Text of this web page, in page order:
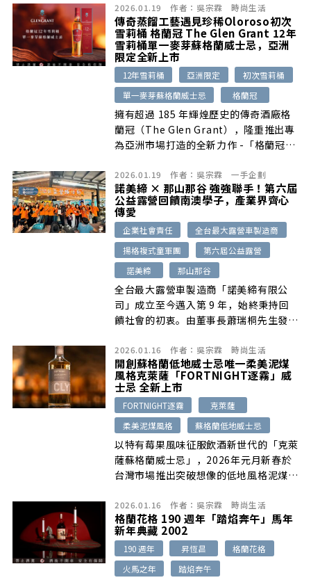
1839、TAG Heuer及Tiffany等LVMH集
團旗下品牌齊聚米蘭，正式揭曉多款全新
時計力作。本屆展會中，ZENITH真力時
特別聚焦DEFY挑戰系列年度新品，此系
列不僅是品牌製錶版圖的重要支柱，更是
持續探索當代製錶風範、材質創新與都會
設計的核心精神。
2026.01.19 作者： 吳宗霖 時尚生活
傳奇蒸餾工藝遇見珍稀Oloroso初次
雪莉桶 格蘭冠 The Glen Grant 12年
雪莉桶單一麥芽蘇格蘭威士忌，亞洲
限定全新上市
12年雪莉桶 亞洲限定
初次雪莉桶
單一麥芽蘇格蘭威士忌
格蘭冠
擁有超過 185 年輝煌歷史的傳奇酒廠格
蘭冠（The Glen Grant），隆重推出專
為亞洲市場打造的全新力作 -「格蘭冠
此款亞洲限定新作將於 2026 年初在台
灣、日本、南韓與中國同步登場，建議售
價為 NT$1,400。
2026.01.19 作者： 吳宗霖 一手企劃
諾美締 × 那山那谷 強強聯手！第六屆
公益露營回饋南澳學子，產業界齊心
傳愛
企業社會責任
全台最大露營車製造商
揚格複式童軍團
第六屆公益露營
諾美締
那山那谷
全台最大露營車製造商「諾美締有限公
司」成立至今邁入第 9 年，始終秉持回
饋社會的初衷。由董事長蕭瑞桐先生發起
式邁入第六屆。本屆活動特別移師宜蘭南
澳，與在地知名營地「那山那谷」共同主
辦，由營主陳宥儒先生提供優質場地，雙
方攜手為偏鄉教育與公益盡一份心力。
2026.01.16 作者： 吳宗霖 時尚生活
開創蘇格蘭低地威士忌唯一柔美泥煤
風格克萊薩「FORTNIGHT逐霧」威
士忌 全新上市
FORTNIGHT逐霧
克萊薩
柔美泥煤風格
蘇格蘭低地威士忌
以特有莓果風味征服飲酒新世代的「克萊
薩蘇格蘭威士忌」，2026年元月新春於
台灣市場推出突破想像的低地風格泥煤單
有產區特有的輕柔果香，展現細緻多變的
泥煤風味。
2026.01.16 作者： 吳宗霖 時尚生活
格蘭花格 190 週年「踏焰奔午」馬年
新年典藏 2002
190 週年 昇恆昌
格蘭花格
火馬之年
踏焰奔午